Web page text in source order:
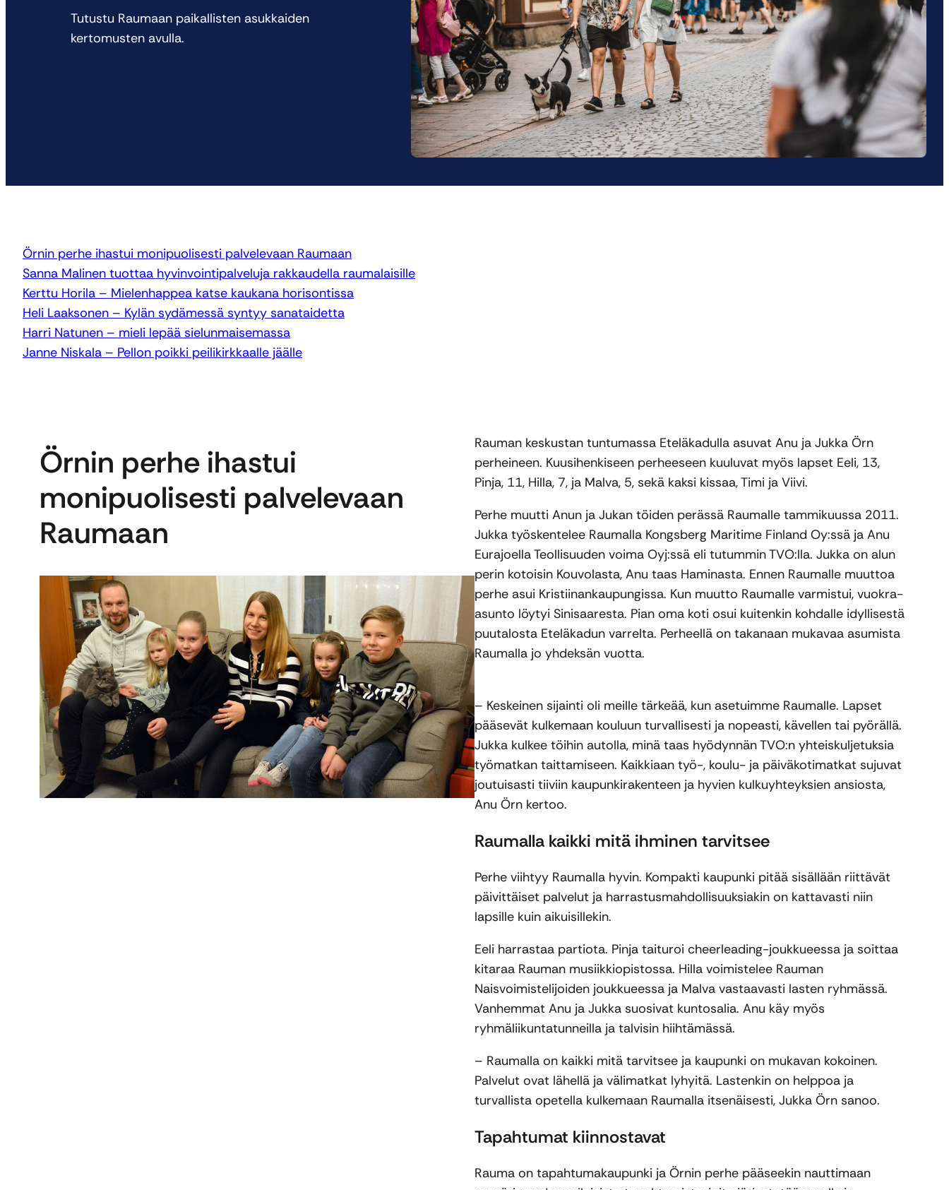
Tutustu Raumaan paikallisten asukkaiden
kertomusten avulla.
Örnin perhe ihastui monipuolisesti palvelevaan Raumaan
Sanna Malinen tuottaa hyvinvointipalveluja rakkaudella raumalaisille
Kerttu Horila – Mielenhappea katse kaukana horisontissa
Heli Laaksonen – Kylän sydämessä syntyy sanataidetta
Harri Natunen – mieli lepää sielunmaisemassa
Janne Niskala – Pellon poikki peilikirkkaalle jäälle
Örnin perhe ihastui
monipuolisesti palvelevaan
Raumaan
Rauman keskustan tuntumassa Eteläkadulla asuvat Anu ja Jukka Örn
perheineen. Kuusihenkiseen perheeseen kuuluvat myös lapset Eeli, 13,
Pinja, 11, Hilla, 7, ja Malva, 5, sekä kaksi kissaa, Timi ja Viivi.
Perhe muutti Anun ja Jukan töiden perässä Raumalle tammikuussa 2011.
Jukka työskentelee Raumalla Kongsberg Maritime Finland Oy:ssä ja Anu
Eurajoella Teollisuuden voima Oyj:ssä eli tutummin TVO:lla. Jukka on alun
perin kotoisin Kouvolasta, Anu taas Haminasta. Ennen Raumalle muuttoa
perhe asui Kristiinankaupungissa. Kun muutto Raumalle varmistui, vuokra-
asunto löytyi Sinisaaresta. Pian oma koti osui kuitenkin kohdalle idyllisestä
puutalosta Eteläkadun varrelta. Perheellä on takanaan mukavaa asumista
Raumalla jo yhdeksän vuotta.
– Keskeinen sijainti oli meille tärkeää, kun asetuimme Raumalle. Lapset
pääsevät kulkemaan kouluun turvallisesti ja nopeasti, kävellen tai pyörällä.
Jukka kulkee töihin autolla, minä taas hyödynnän TVO:n yhteiskuljetuksia
työmatkan taittamiseen. Kaikkiaan työ-, koulu- ja päiväkotimatkat sujuvat
joutuisasti tiiviin kaupunkirakenteen ja hyvien kulkuyhteyksien ansiosta,
Anu Örn kertoo.
Raumalla kaikki mitä ihminen tarvitsee
Perhe viihtyy Raumalla hyvin. Kompakti kaupunki pitää sisällään riittävät
päivittäiset palvelut ja harrastusmahdollisuuksiakin on kattavasti niin
lapsille kuin aikuisillekin.
Eeli harrastaa partiota. Pinja taituroi cheerleading-joukkueessa ja soittaa
kitaraa Rauman musiikkiopistossa. Hilla voimistelee Rauman
Naisvoimistelijoiden joukkueessa ja Malva vastaavasti lasten ryhmässä.
Vanhemmat Anu ja Jukka suosivat kuntosalia. Anu käy myös
ryhmäliikuntatunneilla ja talvisin hiihtämässä.
– Raumalla on kaikki mitä tarvitsee ja kaupunki on mukavan kokoinen.
Palvelut ovat lähellä ja välimatkat lyhyitä. Lastenkin on helppoa ja
turvallista opetella kulkemaan Raumalla itsenäisesti, Jukka Örn sanoo.
Tapahtumat kiinnostavat
Rauma on tapahtumakaupunki ja Örnin perhe pääseekin nauttimaan